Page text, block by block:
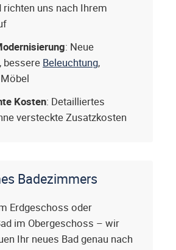
richten uns nach Ihrem
: Neue
bessere Beleuchtung,
Kosten: Detailliertes
versteckte Zusatzkosten
Badezimmers
Erdgeschoss oder
im Obergeschoss – wir
Ihr neues Bad genau nach